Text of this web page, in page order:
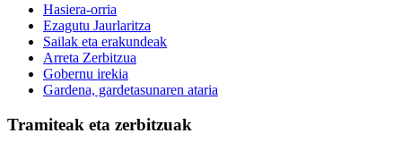
Hasiera-orria
Ezagutu Jaurlaritza
Sailak eta erakundeak
Arreta Zerbitzua
Gobernu irekia
Gardena, gardetasunaren ataria
Tramiteak eta zerbitzuak